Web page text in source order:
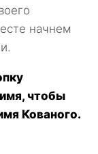
начнем
имя, чтобы
Кованого.